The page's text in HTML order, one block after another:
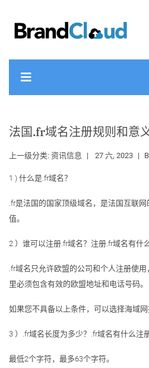
法国.fr域名注册规则和意
上一级分类: 资讯信息 27 六, 2023
1 ) 什么是.fr域名？
.fr是法国的国家顶级域名，是法国互联
值。
2 ）谁可以注册.fr域名？注册.fr域名有什
.fr域名只允许欧盟的公司和个人注册使
里必须包含有效的欧盟地址和电话号码。
如果您不具备以上条件，可以选择海域网
3 ）.fr域名长度为多少？.fr域名有什么注
最低2个字符，最多63个字符。